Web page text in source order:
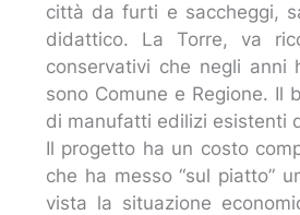
città da furti e saccheggi,
didattico. La Torre, va
conservativi che negli anni
sono Comune e Regione. Il
di manufatti edilizi esistenti
Il progetto ha un costo
che ha messo “sul piatto”
vista la situazione